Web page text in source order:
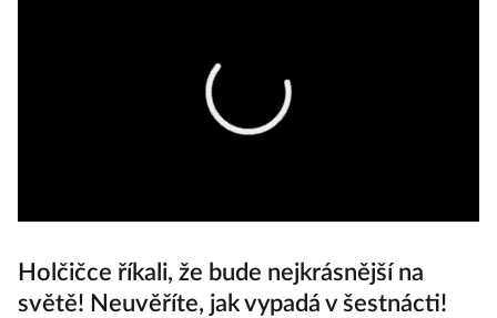
Holčičce říkali, že bude nejkrásnější na
světě! Neuvěříte, jak vypadá v šestnácti!